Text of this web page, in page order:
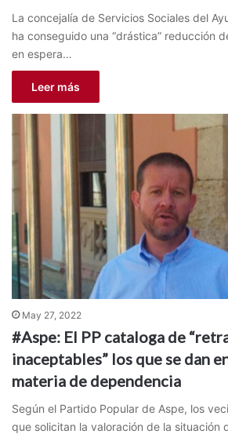
La concejalía de Servicios Sociales del
ha conseguido una “drástica” reducción
en espera…
Leer más
May 27, 2022
#Aspe: El PP cataloga de
inaceptables” los que se dan
materia de dependencia
Según el Partido Popular de Aspe, los
que solicitan la valoración de la situación